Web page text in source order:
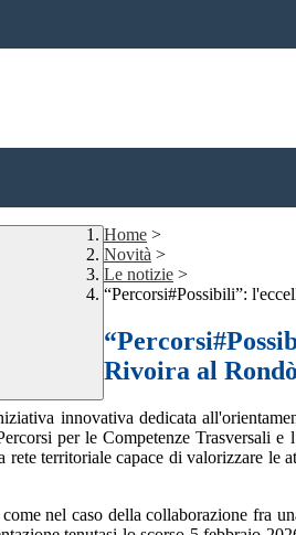
Home >
Novità >
Le notizie >
“Percorsi#Possibili”:
Rivoira al
innovativa dedicata
per le Competenze Trasversali e
territoriale capace di valorizzare le
nel caso della collaborazione fra